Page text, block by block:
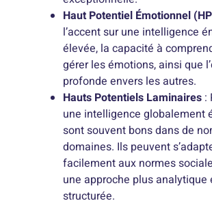
Haut Potentiel Émotionnel
l’accent sur une intelligence
élevée, la capacité à
gérer les émotions, ainsi que
profonde envers les autres.
Hauts Potentiels Laminaires :
une intelligence globalement
sont souvent bons dans de
domaines. Ils peuvent
facilement aux normes
une approche plus analytique
structurée.